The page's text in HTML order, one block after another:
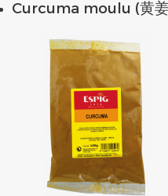
Curcuma moulu (黄